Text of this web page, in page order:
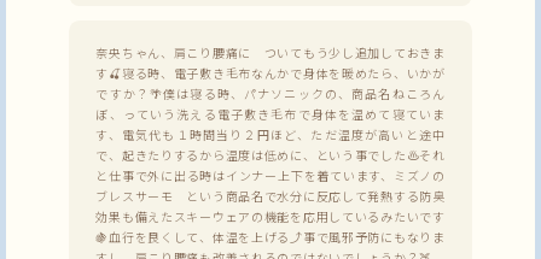
奈央ちゃん、肩こり腰痛に ついてもう少し追加しておきま
す🍒寝る時、電子敷き毛布なんかで身体を暖めたら、いかが
ですか？🌴僕は寝る時、パナソニックの、商品名ねころん
ぼ、っていう洗える電子敷き毛布で身体を温めて寝ていま
す、電気代も１時間当り２円ほど、ただ温度が高いと途中
で、起きたりするから温度は低めに、という事でした♨それ
と仕事で外に出る時はインナー上下を着ています、ミズノの
ブレスサーモ という商品名で水分に反応して発熱する防臭
効果も備えたスキーウェアの機能を応用しているみたいです
🍇血行を良くして、体温を上げる⤴事で風邪予防にもなりま